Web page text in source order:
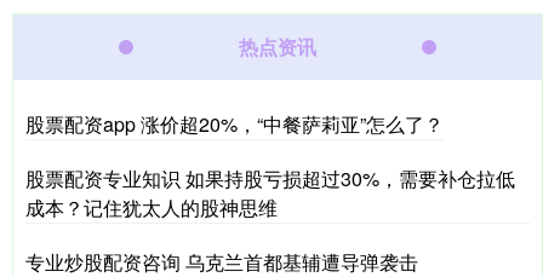
热点资讯
股票配资app 涨价超20%，“中餐萨莉亚”怎么了？
股票配资专业知识 如果持股亏损超过30%，需要补仓拉低
成本？记住犹太人的股神思维
专业炒股配资咨询 乌克兰首都基辅遭导弹袭击